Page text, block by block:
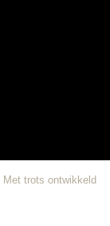
trots ontwikkeld